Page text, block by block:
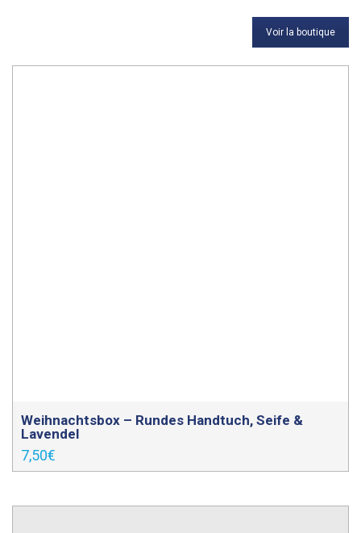
Voir la boutique
Weihnachtsbox – Rundes Handtuch, Seife &
Lavendel
7,50€